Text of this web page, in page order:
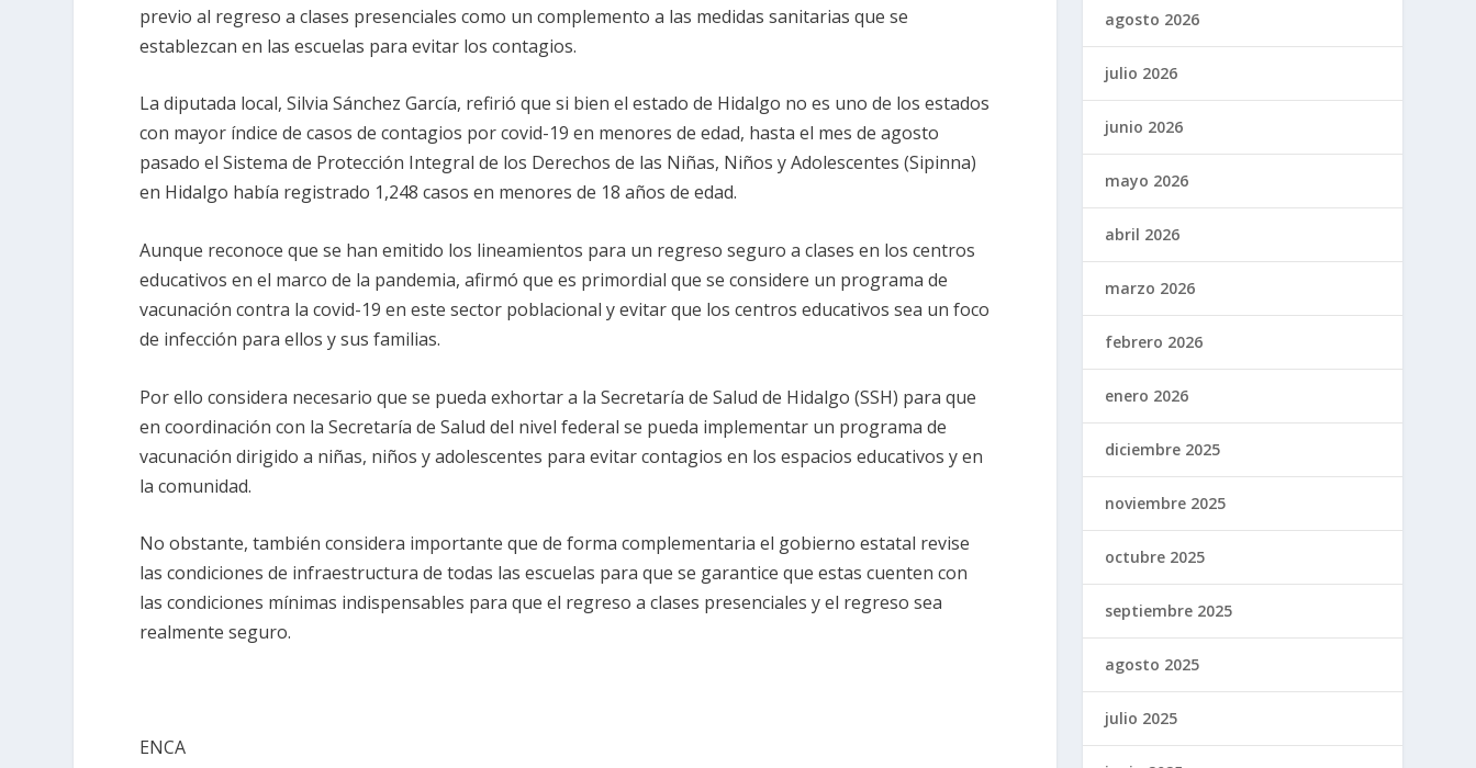
previo al regreso a clases presenciales como un complemento a las medidas sanitarias que se
establezcan en las escuelas para evitar los contagios.
La diputada local, Silvia Sánchez García, refirió que si bien el estado de Hidalgo no es uno de los estados
con mayor índice de casos de contagios por covid-19 en menores de edad, hasta el mes de agosto
pasado el Sistema de Protección Integral de los Derechos de las Niñas, Niños y Adolescentes (Sipinna)
en Hidalgo había registrado 1,248 casos en menores de 18 años de edad.
Aunque reconoce que se han emitido los lineamientos para un regreso seguro a clases en los centros
educativos en el marco de la pandemia, afirmó que es primordial que se considere un programa de
vacunación contra la covid-19 en este sector poblacional y evitar que los centros educativos sea un foco
de infección para ellos y sus familias.
Por ello considera necesario que se pueda exhortar a la Secretaría de Salud de Hidalgo (SSH) para que
en coordinación con la Secretaría de Salud del nivel federal se pueda implementar un programa de
vacunación dirigido a niñas, niños y adolescentes para evitar contagios en los espacios educativos y en
la comunidad.
No obstante, también considera importante que de forma complementaria el gobierno estatal revise
las condiciones de infraestructura de todas las escuelas para que se garantice que estas cuenten con
las condiciones mínimas indispensables para que el regreso a clases presenciales y el regreso sea
realmente seguro.
ENCA
agosto 2026
julio 2026
junio 2026
mayo 2026
abril 2026
marzo 2026
febrero 2026
enero 2026
diciembre 2025
noviembre 2025
octubre 2025
septiembre 2025
agosto 2025
julio 2025